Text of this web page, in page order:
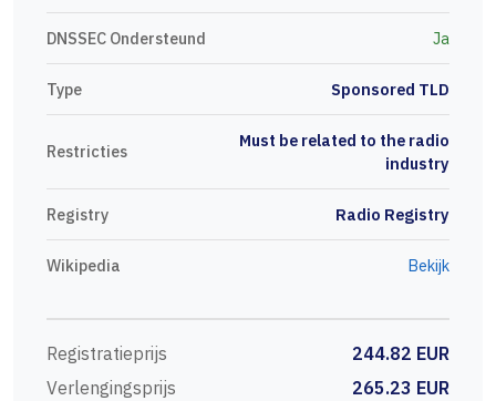
DNSSEC Ondersteund Ja
Type Sponsored TLD
Restricties
Must be related to the radio
industry
Registry Radio Registry
Wikipedia Bekijk
Registratieprijs
244.82 EUR
Verlengingsprijs
265.23 EUR